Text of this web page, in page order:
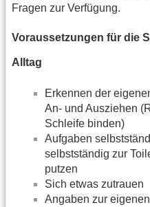
Fragen zur Verfügung.
Voraussetzungen für die
Alltag
Erkennen der
An- und Ausziehen
Schleife binden)
Aufgaben
selbstständig zur
putzen
Sich etwas zutrauen
Angaben zur